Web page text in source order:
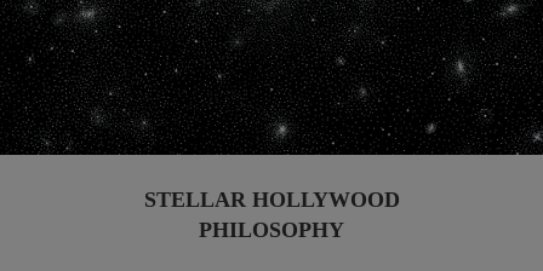
STELLAR HOLLYWOOD
PHILOSOPHY